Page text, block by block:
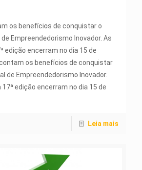
os benefícios de conquistar o
Empreendedorismo Inovador. As
edição encerram no dia 15 de
os benefícios de conquistar
de Empreendedorismo Inovador.
edição encerram no dia 15 de
Leia mais